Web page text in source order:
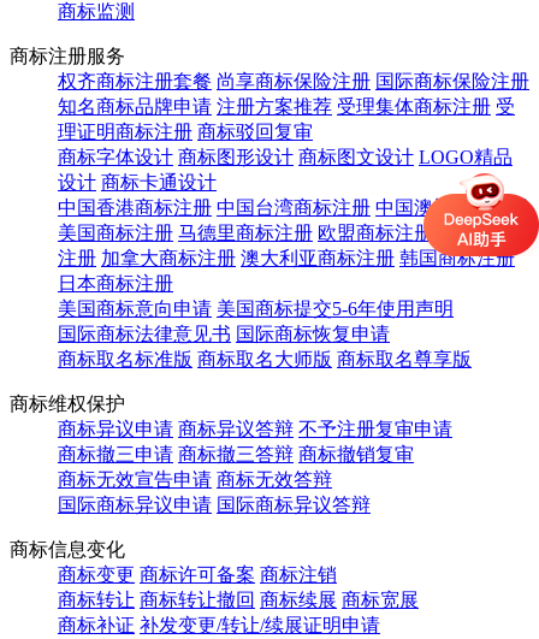
商标监测
商标注册服务
权齐商标注册套餐 尚享商标保险注册 国际商标保险注册
知名商标品牌申请 注册方案推荐 受理集体商标注册 受
理证明商标注册 商标驳回复审
商标字体设计 商标图形设计 商标图文设计 LOGO精品
设计 商标卡通设计
中国香港商标注册 中国台湾商标注册 中国澳门商标注册
美国商标注册 马德里商标注册 欧盟商标注册
英国商标
注册 加拿大商标注册 澳大利亚商标注册 韩国商标注册
日本商标注册
美国商标意向申请 美国商标提交5-6年使用声明
国际商标法律意见书 国际商标恢复申请
商标取名标准版 商标取名大师版 商标取名尊享版
商标维权保护
商标异议申请 商标异议答辩 不予注册复审申请
商标撤三申请 商标撤三答辩 商标撤销复审
商标无效宣告申请 商标无效答辩
国际商标异议申请 国际商标异议答辩
商标信息变化
商标变更 商标许可备案 商标注销
商标转让 商标转让撤回 商标续展 商标宽展
商标补证 补发变更/转让/续展证明申请